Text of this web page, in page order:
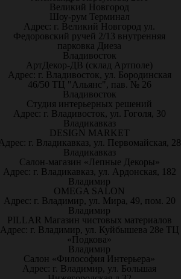
Великий Новгород
Шоу-рум Терминал
Адрес: г. Великий Новгород ул.
Федоровский ручей 2/13 внутренняя
парковка Диеза
Владивосток
АртДекор-ДВ (склад Артполе)
Адрес: г. Владивосток, ул. Бородинская
46/50 ТЦ "Альянс", пав. № 26
Владивосток
Студия интерьерных решений
Адрес: г. Владивосток, ул. Гоголя, 30
Владикавказ
DESIGN MARKET
г. Владикавказ, ул. Первомайская, 28
Владикавказ
Салон-магазин «Лепные Декоры»
Адрес: г. Владикавказ, ул. Ардонская, 182
Владимир
OMEGA SALON
Адрес: г. Владимир, ул. Мира, 49, пом. 20
Владимир
PILLAR Магазин чистовых материалов
Адрес: г. Владимир, ул. Куйбышева 28е ТЦ
«Подкова»
Владимир
Салон «Философия Интерьера»
Адрес: г. Владимир, ул. Большая